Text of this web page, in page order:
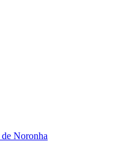
Noronha